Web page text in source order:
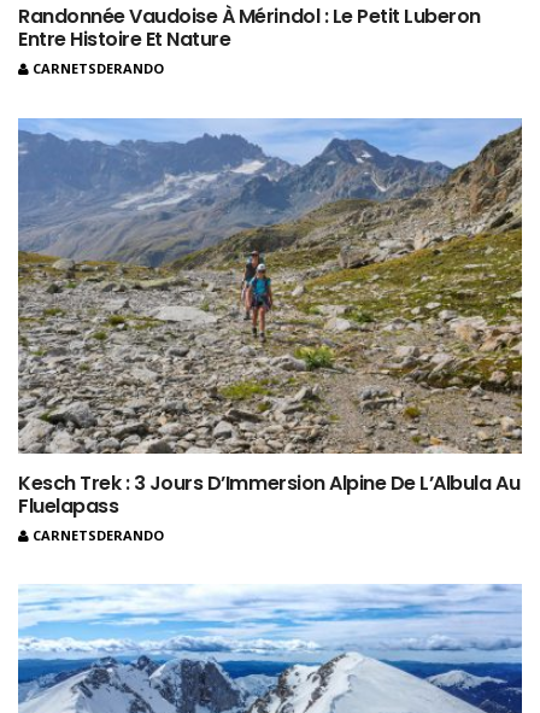
Randonnée Vaudoise À Mérindol : Le Petit Luberon
Entre Histoire Et Nature
CARNETSDERANDO
Kesch Trek : 3 Jours D’Immersion Alpine De L’Albula Au
Fluelapass
CARNETSDERANDO